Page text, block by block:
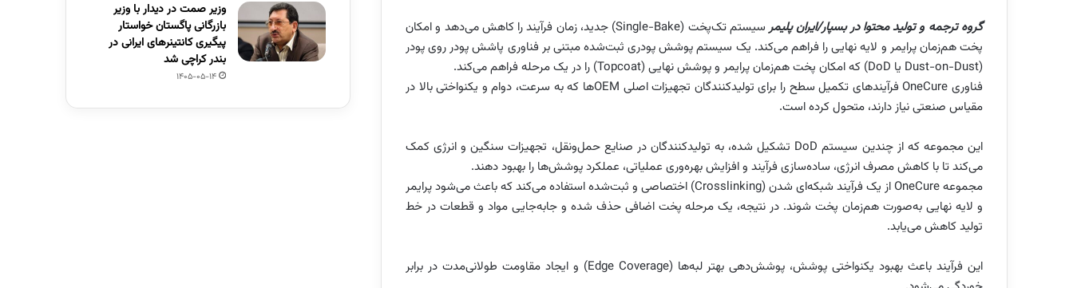
گروه ترجمه و تولید محتوا در بسپار/ایران پلیمر
سیستم تک‌پخت (Single-Bake) جدید، زمان فرآیند را کاهش می‌دهد و امکان
پخت هم‌زمان پرایمر و لایه نهایی را فراهم می‌کند. یک سیستم پوشش پودری ثبت‌شده مبتنی بر فناوری پاشش پودر روی پودر
(Dust-on-Dust یا DoD) که امکان پخت هم‌زمان پرایمر و پوشش نهایی (Topcoat) را در یک مرحله فراهم می‌کند.
فناوری OneCure فرآیندهای تکمیل سطح را برای تولیدکنندگان تجهیزات اصلی OEMها که به سرعت، دوام و یکنواختی بالا در
مقیاس صنعتی نیاز دارند، متحول کرده است.
این مجموعه که از چندین سیستم DoD تشکیل شده، به تولیدکنندگان در صنایع حمل‌ونقل، تجهیزات سنگین و انرژی کمک
می‌کند تا با کاهش مصرف انرژی، ساده‌سازی فرآیند و افزایش بهره‌وری عملیاتی، عملکرد پوشش‌ها را بهبود دهند.
مجموعه OneCure از یک فرآیند شبکه‌ای شدن (Crosslinking) اختصاصی و ثبت‌شده استفاده می‌کند که باعث می‌شود پرایمر
و لایه نهایی به‌صورت هم‌زمان پخت شوند. در نتیجه، یک مرحله پخت اضافی حذف شده و جابه‌جایی مواد و قطعات در خط
تولید کاهش می‌یابد.
این فرآیند باعث بهبود یکنواختی پوشش، پوشش‌دهی بهتر لبه‌ها (Edge Coverage) و ایجاد مقاومت طولانی‌مدت در برابر
وزیر صمت در دیدار با وزیر
بازرگانی پاگستان خواستار
پیگیری کانتینرهای ایرانی در
بندر کراچی شد
1405-05-14